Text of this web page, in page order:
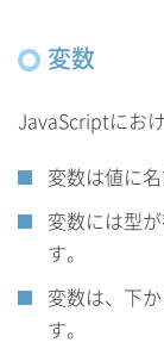
変数
JavaScriptにお
変数は値に
変数には型
す。
変数は、下
す。